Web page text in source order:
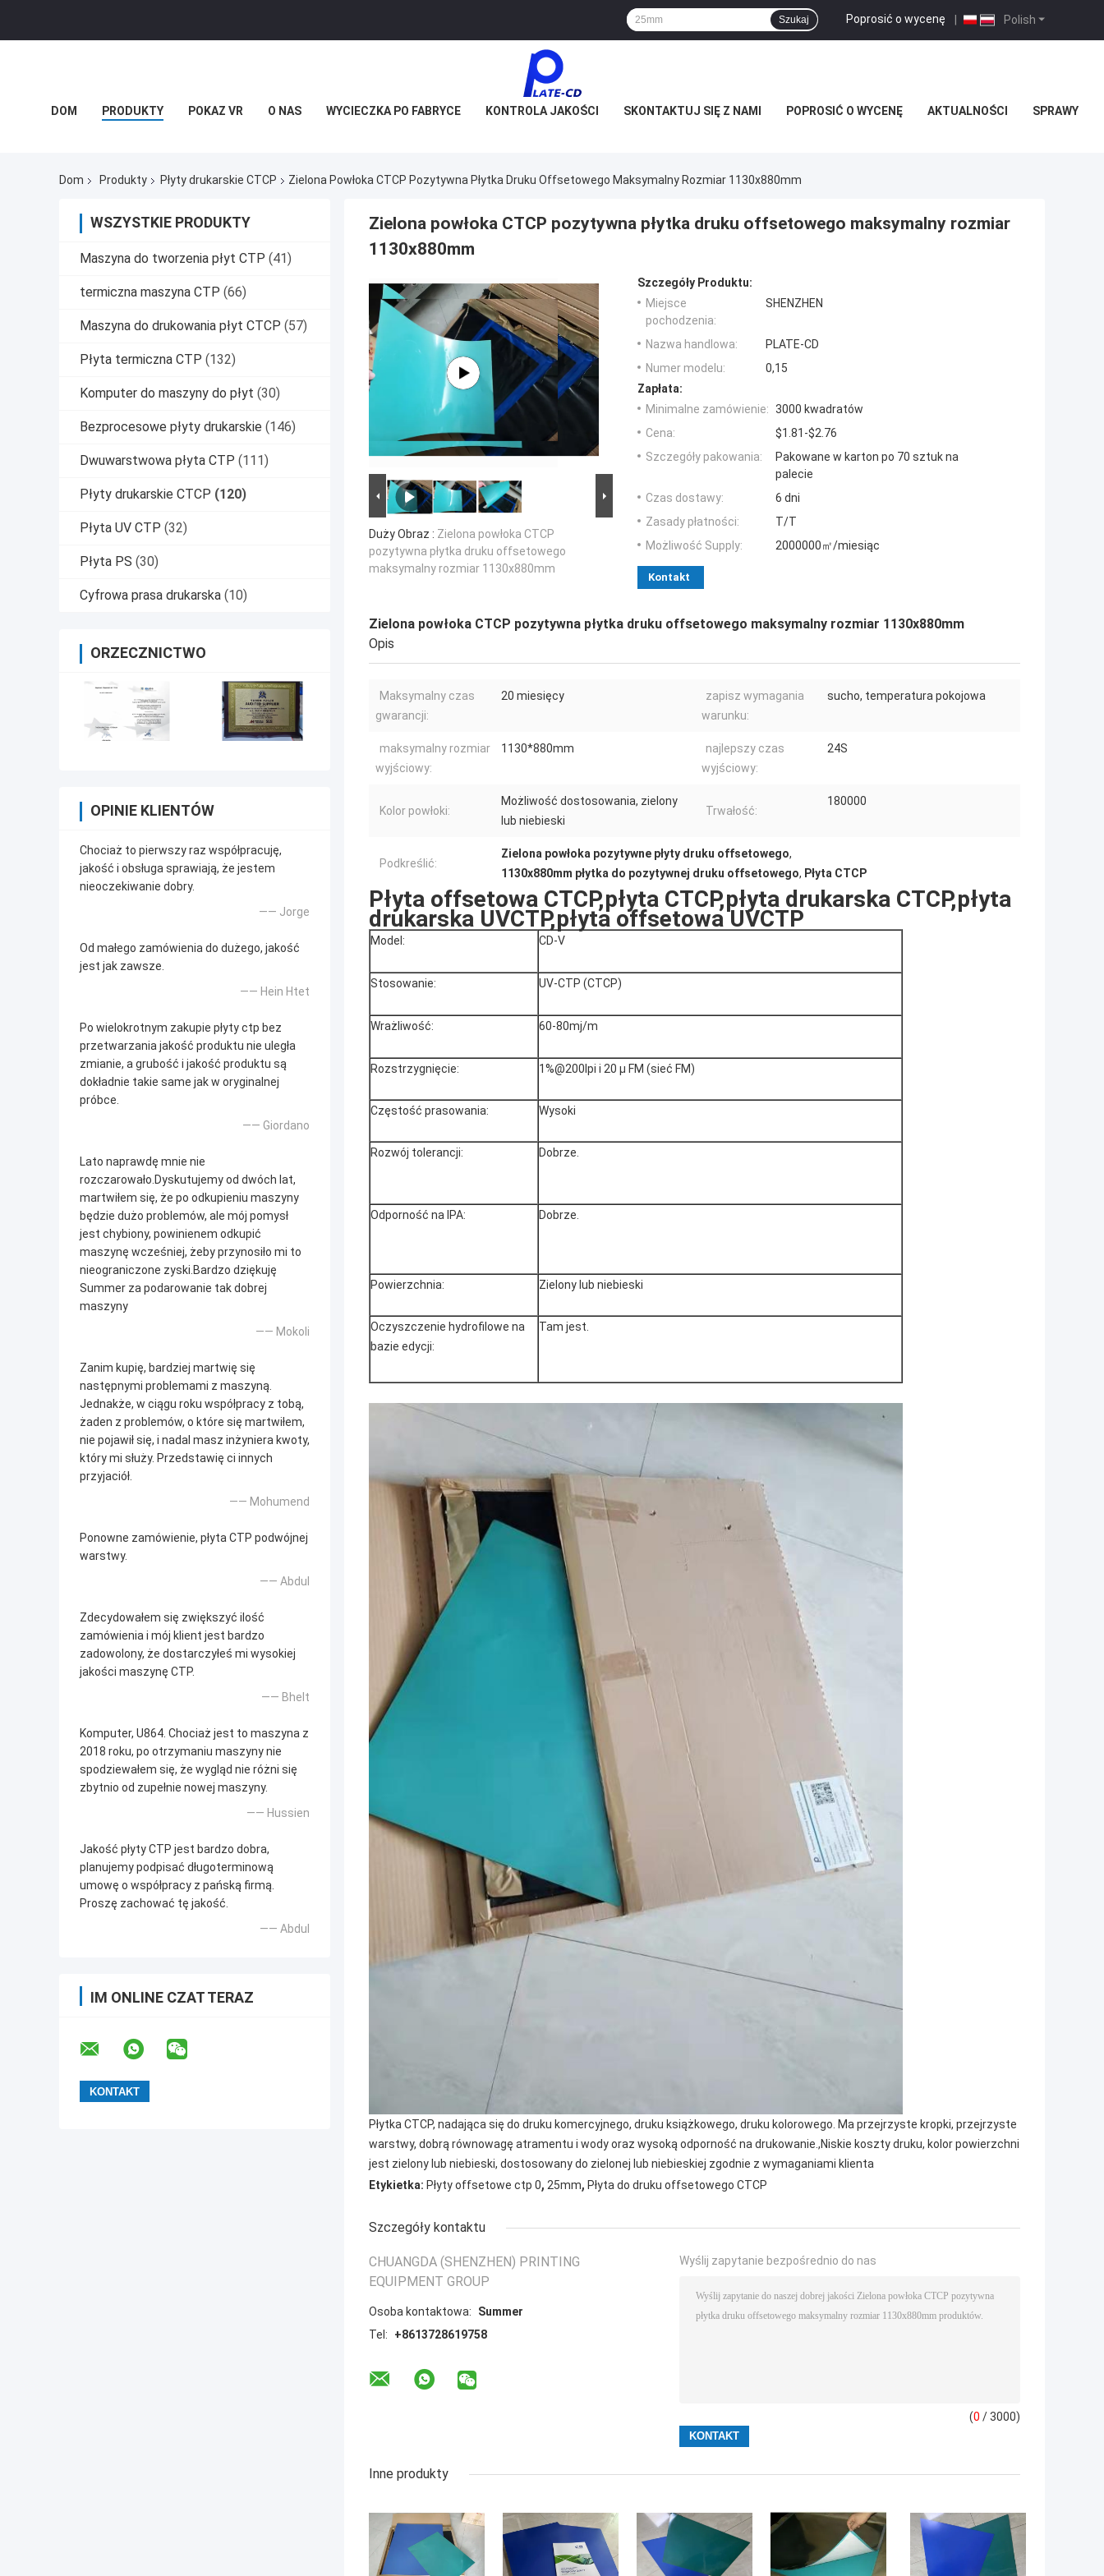
Polish
Poprosić o wycenę |
Szukaj
DOM PRODUKTY POKAZ VR O NAS WYCIECZKA PO FABRYCE KONTROLA JAKOŚCI SKONTAKTUJ SIĘ Z NAMI POPROSIĆ O WYCENĘ AKTUALNOŚCI SPRAWY
Dom Produkty Płyty drukarskie CTCP Zielona Powłoka CTCP Pozytywna Płytka Druku Offsetowego Maksymalny Rozmiar 1130x880mm
WSZYSTKIE PRODUKTY
Maszyna do tworzenia płyt CTP (41)
termiczna maszyna CTP (66)
Maszyna do drukowania płyt CTCP (57)
Płyta termiczna CTP (132)
Komputer do maszyny do płyt (30)
Bezprocesowe płyty drukarskie (146)
Dwuwarstwowa płyta CTP (111)
Płyty drukarskie CTCP (120)
Płyta UV CTP (32)
Płyta PS (30)
Cyfrowa prasa drukarska (10)
ORZECZNICTWO
OPINIE KLIENTÓW
Chociaż to pierwszy raz współpracuję,
jakość i obsługa sprawiają, że jestem
nieoczekiwanie dobry.
—— Jorge
Od małego zamówienia do dużego, jakość
jest jak zawsze.
—— Hein Htet
Po wielokrotnym zakupie płyty ctp bez
przetwarzania jakość produktu nie uległa
zmianie, a grubość i jakość produktu są
dokładnie takie same jak w oryginalnej
próbce.
—— Giordano
Lato naprawdę mnie nie
rozczarowało.Dyskutujemy od dwóch lat,
martwiłem się, że po odkupieniu maszyny
będzie dużo problemów, ale mój pomysł
jest chybiony, powinienem odkupić
maszynę wcześniej, żeby przynosiło mi to
nieograniczone zyski.Bardzo dziękuję
Summer za podarowanie tak dobrej
maszyny
—— Mokoli
Zanim kupię, bardziej martwię się
następnymi problemami z maszyną.
Jednakże, w ciągu roku współpracy z tobą,
żaden z problemów, o które się martwiłem,
nie pojawił się, i nadal masz inżyniera kwoty,
który mi służy. Przedstawię ci innych
przyjaciół.
—— Mohumend
Ponowne zamówienie, płyta CTP podwójnej
warstwy.
—— Abdul
Zdecydowałem się zwiększyć ilość
zamówienia i mój klient jest bardzo
zadowolony, że dostarczyłeś mi wysokiej
jakości maszynę CTP.
—— Bhelt
Komputer, U864. Chociaż jest to maszyna z
2018 roku, po otrzymaniu maszyny nie
spodziewałem się, że wygląd nie różni się
zbytnio od zupełnie nowej maszyny.
—— Hussien
Jakość płyty CTP jest bardzo dobra,
planujemy podpisać długoterminową
umowę o współpracy z pańską firmą.
Proszę zachować tę jakość.
—— Abdul
IM ONLINE CZAT TERAZ
Zielona powłoka CTCP pozytywna płytka druku offsetowego maksymalny rozmiar
1130x880mm
Duży Obraz : Zielona powłoka CTCP
pozytywna płytka druku offsetowego
maksymalny rozmiar 1130x880mm
Szczegóły Produktu:
Miejsce
pochodzenia:
SHENZHEN
Nazwa handlowa:
PLATE-CD
Numer modelu:
0,15
Zapłata:
Minimalne zamówienie: 3000 kwadratów
Cena:
$1.81-$2.76
Szczegóły pakowania:
Pakowane w karton po 70 sztuk na
palecie
Czas dostawy:
6 dni
Zasady płatności:
T/T
Możliwość Supply:
2000000㎡/miesiąc
Kontakt
Zielona powłoka CTCP pozytywna płytka druku offsetowego maksymalny rozmiar 1130x880mm
Opis
Maksymalny czas
gwarancji:
20 miesięcy
zapisz wymagania
warunku:
sucho, temperatura pokojowa
maksymalny rozmiar
wyjściowy:
1130*880mm
najlepszy czas
wyjściowy:
24S
Kolor powłoki:
Możliwość dostosowania, zielony
lub niebieski
Trwałość:
180000
Podkreślić:
Zielona powłoka pozytywne płyty druku offsetowego,
1130x880mm płytka do pozytywnej druku offsetowego, Płyta CTCP
Płyta offsetowa CTCP,płyta CTCP,płyta drukarska CTCP,płyta
drukarska UVCTP,płyta offsetowa UVCTP
Model: CD-V
Stosowanie: UV-CTP (CTCP)
Wrażliwość: 60-80mj/m
Rozstrzygnięcie: 1%@200lpi i 20 μ FM (sieć FM)
Częstość prasowania: Wysoki
Rozwój tolerancji: Dobrze.
Odporność na IPA: Dobrze.
Powierzchnia: Zielony lub niebieski
Oczyszczenie hydrofilowe na
bazie edycji:
Tam jest.
Płytka CTCP, nadająca się do druku komercyjnego, druku książkowego, druku kolorowego. Ma przejrzyste kropki, przejrzyste
warstwy, dobrą równowagę atramentu i wody oraz wysoką odporność na drukowanie.,Niskie koszty druku, kolor powierzchni
jest zielony lub niebieski, dostosowany do zielonej lub niebieskiej zgodnie z wymaganiami klienta
Etykietka: Płyty offsetowe ctp 0, 25mm, Płyta do druku offsetowego CTCP
Szczegóły kontaktu
CHUANGDA (SHENZHEN) PRINTING
EQUIPMENT GROUP
Osoba kontaktowa:
Summer
Tel:
+8613728619758
Wyślij zapytanie bezpośrednio do nas
(0 / 3000)
Inne produkty